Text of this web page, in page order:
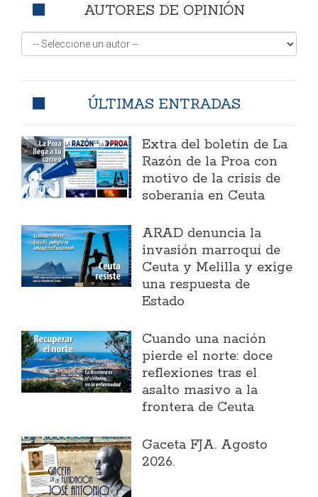
AUTORES DE OPINIÓN
ÚLTIMAS ENTRADAS
Extra del boletín de La
Razón de la Proa con
motivo de la crisis de
soberanía en Ceuta
ARAD denuncia la
invasión marroquí de
Ceuta y Melilla y exige
una respuesta de
Estado
Cuando una nación
pierde el norte: doce
reflexiones tras el
asalto masivo a la
frontera de Ceuta
Gaceta FJA. Agosto
2026.